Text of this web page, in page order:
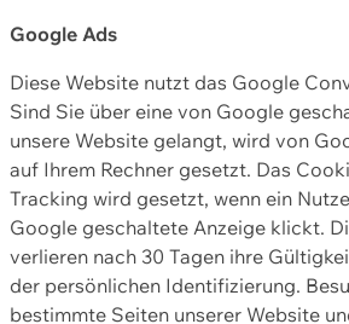
Google Ads
Diese Website nutzt das Google
Sind Sie über eine von Google
unsere Website gelangt, wird von
auf Ihrem Rechner gesetzt. Das
Tracking wird gesetzt, wenn ein
Google geschaltete Anzeige klickt.
verlieren nach 30 Tagen ihre
der persönlichen Identifizierung.
bestimmte Seiten unserer Website